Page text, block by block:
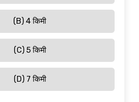
(B) 4 किमी
(C) 5 किमी
(D) 7 किमी